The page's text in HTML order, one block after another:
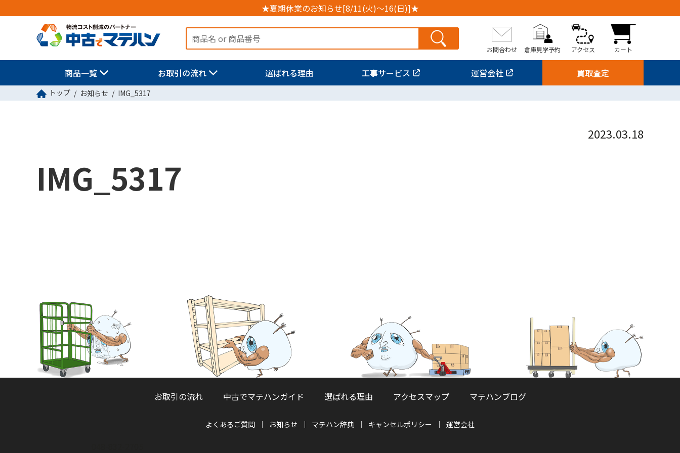
★夏期休業のお知らせ[8/11(火)～16(日)]★
お問合わせ 倉庫見学予約 アクセス カート
商品一覧 お取引の流れ 選ばれる理由 工事サービス 運営会社 買取査定
トップ お知らせ IMG_5317
2023.03.18
IMG_5317
お取引の流れ 中古でマテハンガイド 選ばれる理由 アクセスマップ マテハンブログ
よくあるご質問 お知らせ マテハン辞典 キャンセルポリシー 運営会社